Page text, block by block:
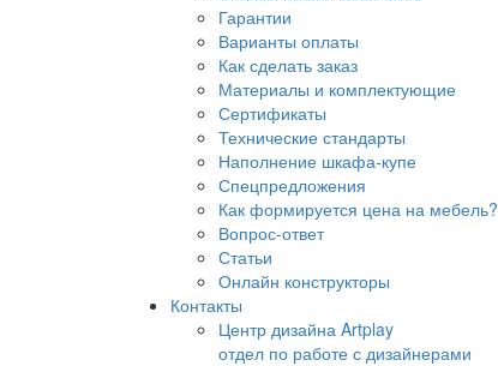
Гарантии
Варианты оплаты
Как сделать заказ
Материалы и комплектующие
Сертификаты
Технические стандарты
Наполнение шкафа-купе
Спецпредложения
Как формируется цена на мебель?
Вопрос-ответ
Статьи
Онлайн конструкторы
Контакты
Центр дизайна Artplay
отдел по работе с дизайнерами